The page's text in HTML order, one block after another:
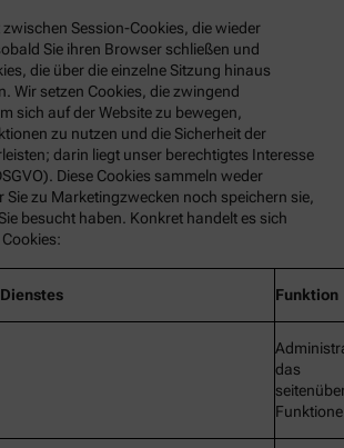
Session-Cookies, die wieder
Sie ihren Browser schließen und
die über die einzelne Sitzung hinaus
Wir setzen Cookies, die zwingend
sich auf der Website zu bewegen,
zu nutzen und die Sicherheit der
darin liegt unser berechtigtes Interesse
Diese Cookies sammeln weder
Sie zu Marketingzwecken noch speichern sie,
besucht haben. Konkret handelt es sich
Funktion
das